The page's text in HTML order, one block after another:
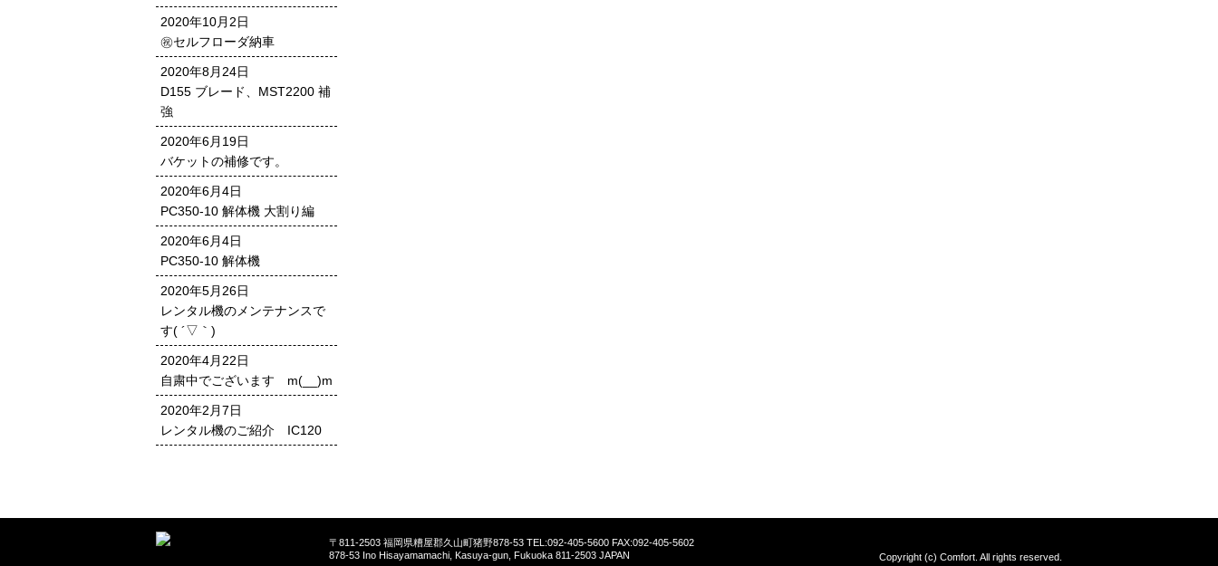
2020年10月2日
㊗️セルフローダ納車
2020年8月24日
D155 ブレード、MST2200 補
強
2020年6月19日
バケットの補修です。
2020年6月4日
PC350-10 解体機 大割り編
2020年6月4日
PC350-10 解体機
2020年5月26日
レンタル機のメンテナンスで
す( ´▽｀)
2020年4月22日
自粛中でございます m(__)m
2020年2月7日
レンタル機のご紹介 IC120
〒811-2503 福岡県糟屋郡久山町猪野878-53 TEL:092-405-5600 FAX:092-405-5602
878-53 Ino Hisayamamachi, Kasuya-gun, Fukuoka 811-2503 JAPAN
Copyright (c) Comfort. All rights reserved.